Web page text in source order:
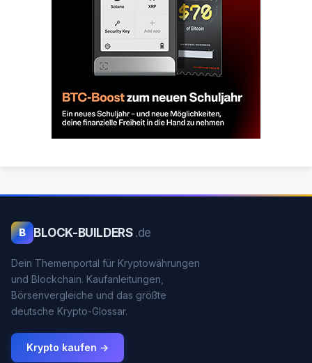
B BLOCK-BUILDERS .de
Dein Themenportal für Kryptowährungen
und Blockchain. Kaufanleitungen,
Börsenvergleiche und das größte
deutsche Krypto-Glossar.
Krypto kaufen →